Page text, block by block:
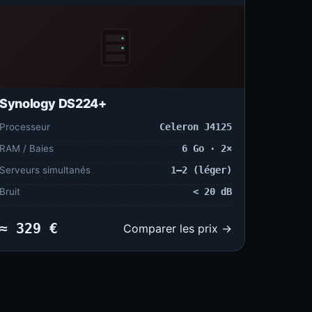
Synology DS224+
Processeur
Celeron J4125
RAM / Baies
6 Go · 2×
Serveurs simultanés
1–2 (léger)
Bruit
< 20 dB
≈ 329 € Comparer les prix →